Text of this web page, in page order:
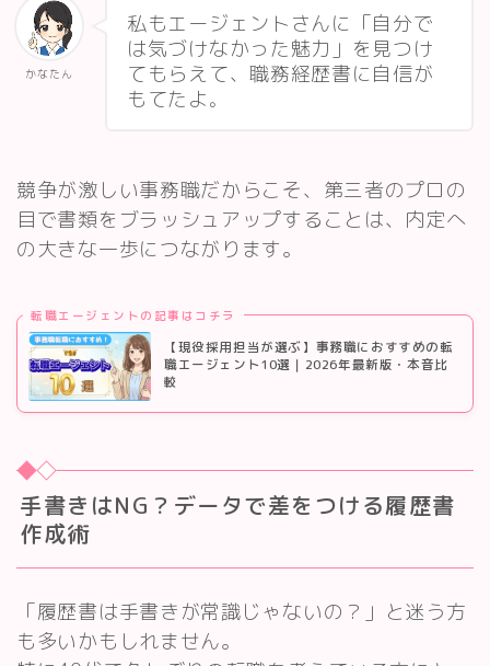
かなたん
私もエージェントさんに「自分で
は気づけなかった魅力」を見つけ
てもらえて、職務経歴書に自信が
もてたよ。
競争が激しい事務職だからこそ、第三者のプロの
目で書類をブラッシュアップすることは、内定へ
の大きな一歩につながります。
転職エージェントの記事はコチラ
【現役採用担当が選ぶ】事務職におすすめの転
職エージェント10選｜2026年最新版・本音比
較
手書きはNG？データで差をつける履歴書
作成術
「履歴書は手書きが常識じゃないの？」と迷う方
も多いかもしれません。